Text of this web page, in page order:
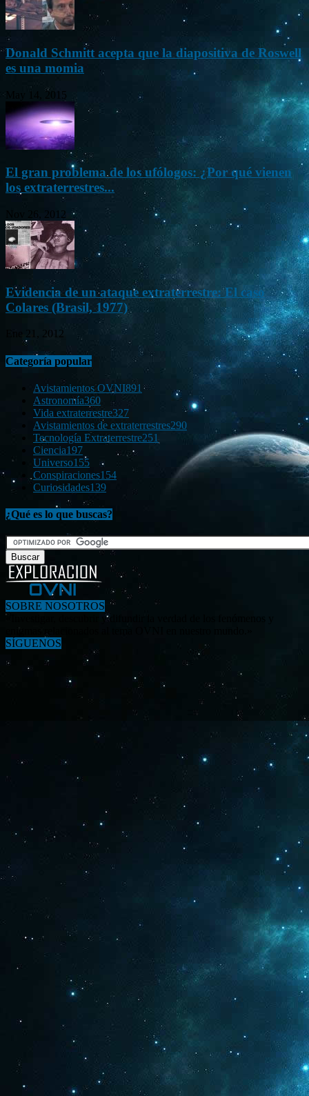
Donald Schmitt acepta que la diapositiva de Roswell
es una momia
May 14, 2015
El gran problema de los ufólogos: ¿Por qué vienen
los extraterrestres...
Nov 26, 2012
Evidencia de un ataque extraterrestre: El caso
Colares (Brasil, 1977)
Ene 21, 2012
Categoría popular
Avistamientos OVNI891
Astronomía360
Vida extraterrestre327
Avistamientos de extraterrestres290
Tecnología Extraterrestre251
Ciencia197
Universo155
Conspiraciones154
Curiosidades139
¿Qué es lo que buscas?
SOBRE NOSOTROS
«Investigar, descubrir y difundir la verdad de los fenómenos y
SÍGUENOS